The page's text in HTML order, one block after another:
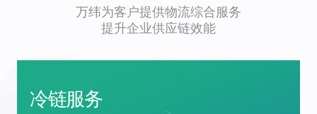
万纬为客户提供物流综合服务
提升企业供应链效能
冷链服务